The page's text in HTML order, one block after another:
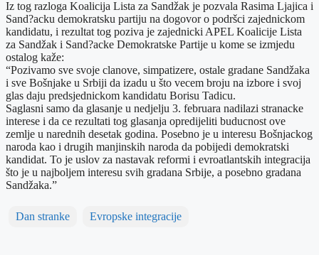
Iz tog razloga Koalicija Lista za Sandžak je pozvala Rasima Ljajica i
Sand?acku demokratsku partiju na dogovor o podršci zajednickom
kandidatu, i rezultat tog poziva je zajednicki APEL Koalicije Lista
za Sandžak i Sand?acke Demokratske Partije u kome se izmjedu
ostalog kaže:
“Pozivamo sve svoje clanove, simpatizere, ostale gradane Sandžaka
i sve Bošnjake u Srbiji da izadu u što vecem broju na izbore i svoj
glas daju predsjednickom kandidatu Borisu Tadicu.
Saglasni samo da glasanje u nedjelju 3. februara nadilazi stranacke
interese i da ce rezultati tog glasanja opredijeliti buducnost ove
zemlje u narednih desetak godina. Posebno je u interesu Bošnjackog
naroda kao i drugih manjinskih naroda da pobijedi demokratski
kandidat. To je uslov za nastavak reformi i evroatlantskih integracija
što je u najboljem interesu svih gradana Srbije, a posebno gradana
Sandžaka.”
Dan stranke Evropske integracije